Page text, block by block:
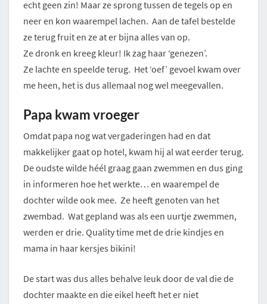
echt geen zin! Maar ze sprong tussen de tegels op en
neer en kon waarempel lachen. Aan de tafel bestelde
ze terug fruit en ze at er bijna alles van op.
Ze dronk en kreeg kleur! Ik zag haar ‘genezen’.
Ze lachte en speelde terug. Het ‘oef’ gevoel kwam over
me heen, het is dus allemaal nog wel meegevallen.
Papa kwam vroeger
Omdat papa nog wat vergaderingen had en dat
makkelijker gaat op hotel, kwam hij al wat eerder terug.
De oudste wilde héél graag gaan zwemmen en dus ging
in informeren hoe het werkte… en waarempel de
dochter wilde ook mee. Ze heeft genoten van het
zwembad. Wat gepland was als een uurtje zwemmen,
werden er drie. Quality time met de drie kindjes en
mama in haar kersjes bikini!
De start was dus alles behalve leuk door de val die de
dochter maakte en die eikel heeft het er niet